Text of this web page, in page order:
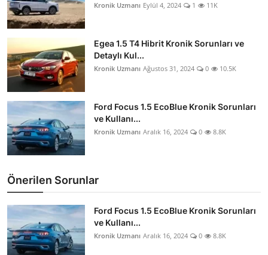
Şanzıman & Aktarma
Dizel Sistemler
Multimedya & Elektronik
Kronik Uzmanı Eylül 4, 2024 1 11K
Egea 1.5 T4 Hibrit Kronik Sorunları ve
Detaylı Kul...
Kronik Uzmanı Ağustos 31, 2024 0 10.5K
Ford Focus 1.5 EcoBlue Kronik Sorunları
ve Kullanı...
Kronik Uzmanı Aralık 16, 2024 0 8.8K
Önerilen Sorunlar
Ford Focus 1.5 EcoBlue Kronik Sorunları
ve Kullanı...
Kronik Uzmanı Aralık 16, 2024 0 8.8K